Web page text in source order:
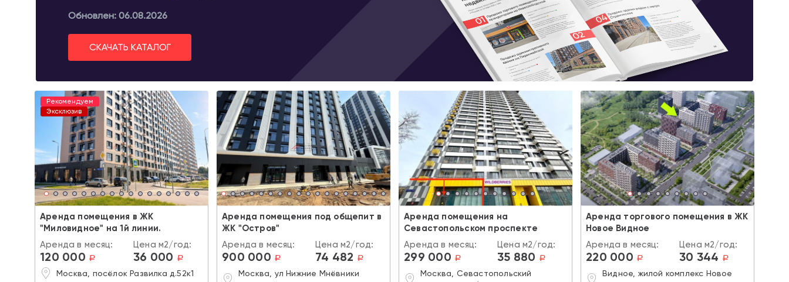
Обновлен: 06.08.2026
СКАЧАТЬ КАТАЛОГ
Рекомендуем
Эксклюзив
Аренда помещения в ЖК
"Миловидное" на 1й линии.
Аренда в месяц:
120 000 a
Цена м2/год:
36 000 a
Москва, посёлок Развилка д.52к1
Аренда помещения под общепит в
ЖК "Остров"
Аренда в месяц:
900 000 a
Цена м2/год:
74 482 a
Москва, ул Нижние Мнёвники
Аренда помещения на
Севастопольском проспекте
Аренда в месяц:
299 000 a
Цена м2/год:
35 880 a
Москва, Севастопольский
Аренда торгового помещения в ЖК
Новое Видное
Аренда в месяц:
220 000 a
Цена м2/год:
30 344 a
Видное, жилой комплекс Новое